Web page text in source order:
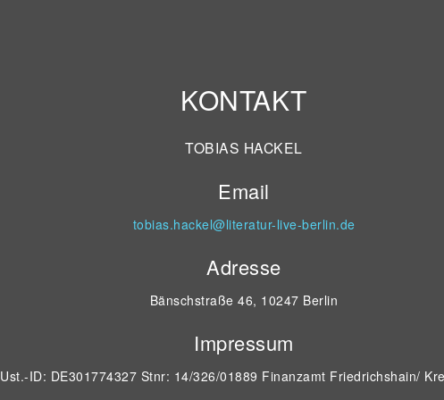
KONTAKT
TOBIAS HACKEL
Email
tobias.hackel@literatur-live-berlin.de
Adresse
Bänschstraße 46, 10247 Berlin
Impressum
Ust.-ID: DE301774327 Stnr: 14/326/01889 Finanzamt Friedrichshain/